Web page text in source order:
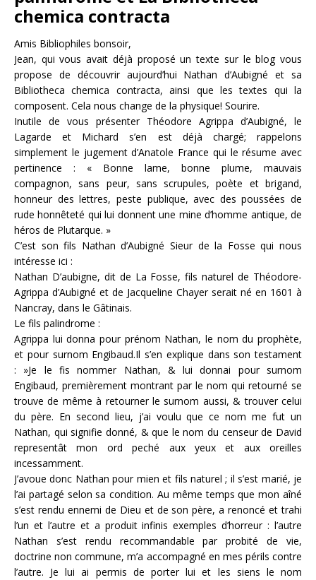
chemica contracta
Amis Bibliophiles bonsoir,
Jean, qui vous avait déjà proposé un texte sur le blog vous
propose de découvrir aujourd’hui Nathan d’Aubigné et sa
Bibliotheca chemica contracta, ainsi que les textes qui la
composent. Cela nous change de la physique! Sourire.
Inutile de vous présenter Théodore Agrippa d’Aubigné, le
Lagarde et Michard s’en est déjà chargé; rappelons
simplement le jugement d’Anatole France qui le résume avec
pertinence : « Bonne lame, bonne plume, mauvais
compagnon, sans peur, sans scrupules, poète et brigand,
honneur des lettres, peste publique, avec des poussées de
rude honnêteté qui lui donnent une mine d’homme antique, de
héros de Plutarque. »
C’est son fils Nathan d’Aubigné Sieur de la Fosse qui nous
intéresse ici :
Nathan D’aubigne, dit de La Fosse, fils naturel de Théodore-
Agrippa d’Aubigné et de Jacqueline Chayer serait né en 1601 à
Nancray, dans le Gâtinais.
Le fils palindrome :
Agrippa lui donna pour prénom Nathan, le nom du prophète,
et pour surnom Engibaud.Il s’en explique dans son testament
: »Je le fis nommer Nathan, & lui donnai pour surnom
Engibaud, premièrement montrant par le nom qui retourné se
trouve de même à retourner le surnom aussi, & trouver celui
du père. En second lieu, j’ai voulu que ce nom me fut un
Nathan, qui signifie donné, & que le nom du censeur de David
representât mon ord peché aux yeux et aux oreilles
incessamment.
J’avoue donc Nathan pour mien et fils naturel ; il s’est marié, je
l’ai partagé selon sa condition. Au même temps que mon aîné
s’est rendu ennemi de Dieu et de son père, a renoncé et trahi
l’un et l’autre et a produit infinis exemples d’horreur : l’autre
Nathan s’est rendu recommandable par probité de vie,
doctrine non commune, m’a accompagné en mes périls contre
l’autre. Je lui ai permis de porter lui et les siens le nom